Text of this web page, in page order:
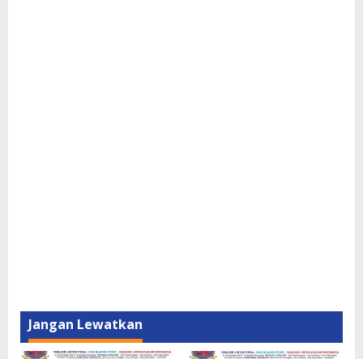
Jangan Lewatkan